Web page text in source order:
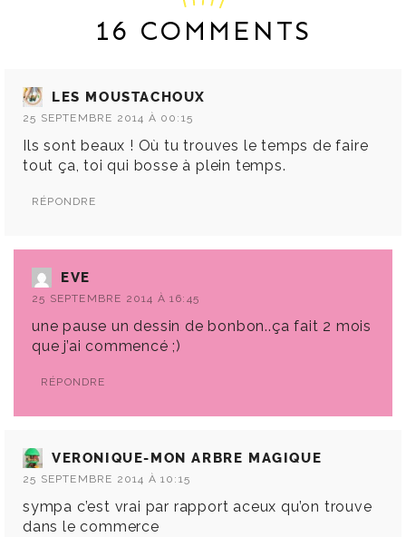
16 COMMENTS
LES MOUSTACHOUX
25 SEPTEMBRE 2014 À 00:15
Ils sont beaux ! Où tu trouves le temps de faire
tout ça, toi qui bosse à plein temps.
RÉPONDRE
EVE
25 SEPTEMBRE 2014 À 16:45
une pause un dessin de bonbon..ça fait 2 mois
que j’ai commencé ;)
RÉPONDRE
VERONIQUE-MON ARBRE MAGIQUE
25 SEPTEMBRE 2014 À 10:15
sympa c’est vrai par rapport aceux qu’on trouve
dans le commerce